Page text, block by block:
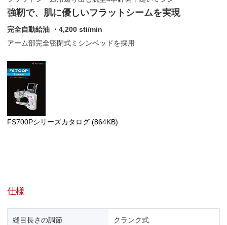
強靭で、肌に優しいフラットシームを実現
完全自動給油 ・4,200 sti/min
アーム部完全密閉式ミシンベッドを採用
FS700Pシリーズカタログ (864KB)
仕様
縫目長さの調節 クランク式